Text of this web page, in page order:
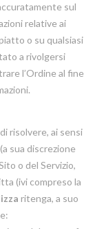
sul
relative ai
o su qualsiasi
a rivolgersi
l’Ordine al fine
risolvere, ai sensi
sua discrezione
o del Servizio,
(ivi compreso la
ritenga, a suo